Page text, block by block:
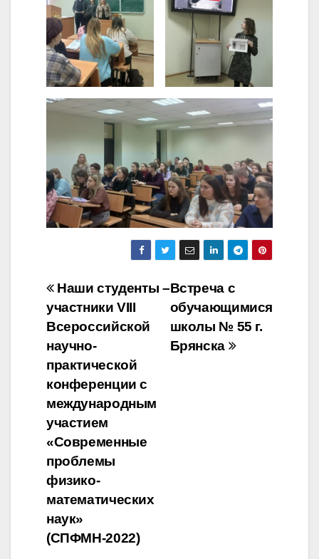
Навигация
по
записям
Встреча с
обучающимися
школы № 55 г.
Брянска
Наши студенты –
участники VIII
Всероссийской
научно-
практической
конференции с
международным
участием
«Современные
проблемы
физико-
математических
наук»
(СПФМН-2022)